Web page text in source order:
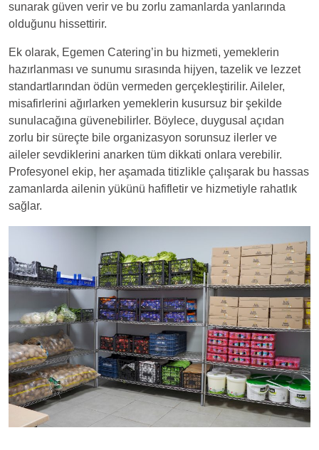
sunarak güven verir ve bu zorlu zamanlarda yanlarında
olduğunu hissettirir.
Ek olarak, Egemen Catering’in bu hizmeti, yemeklerin
hazırlanması ve sunumu sırasında hijyen, tazelik ve lezzet
standartlarından ödün vermeden gerçekleştirilir. Aileler,
misafirlerini ağırlarken yemeklerin kusursuz bir şekilde
sunulacağına güvenebilirler. Böylece, duygusal açıdan
zorlu bir süreçte bile organizasyon sorunsuz ilerler ve
aileler sevdiklerini anarken tüm dikkati onlara verebilir.
Profesyonel ekip, her aşamada titizlikle çalışarak bu hassas
zamanlarda ailenin yükünü hafifletir ve hizmetiyle rahatlık
sağlar.